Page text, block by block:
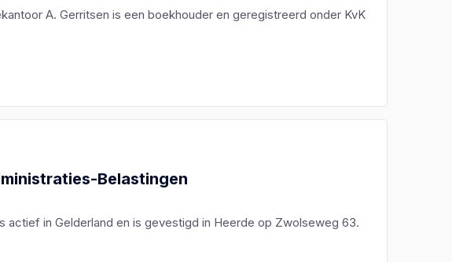
A. Gerritsen is een boekhouder en geregistreerd onder KvK
Belastingen
actief in Gelderland en is gevestigd in Heerde op Zwolseweg 63.